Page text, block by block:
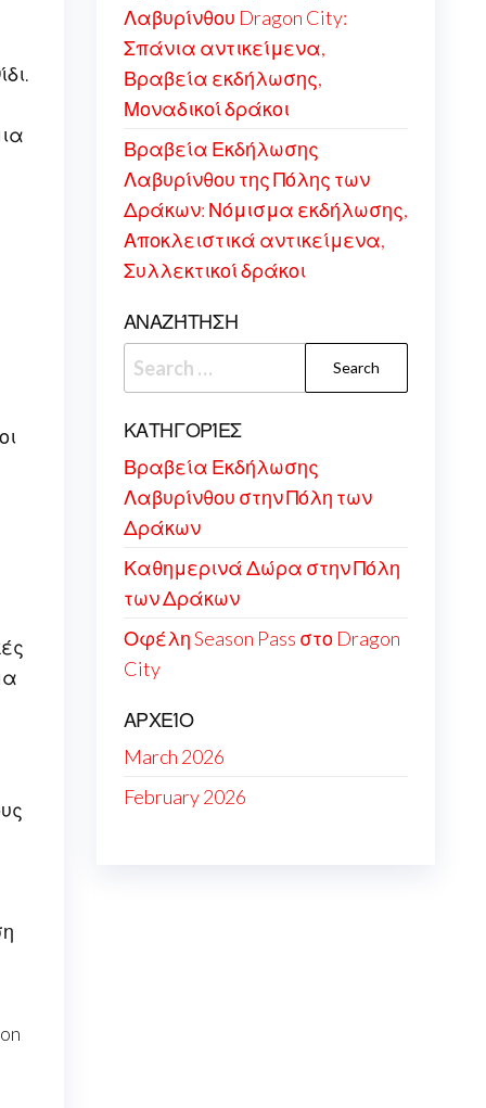
Λαβυρίνθου Dragon City:
Σπάνια αντικείμενα,
Βραβεία εκδήλωσης,
Μοναδικοί δράκοι
Βραβεία Εκδήλωσης
Λαβυρίνθου της Πόλης των
Δράκων: Νόμισμα εκδήλωσης,
Αποκλειστικά αντικείμενα,
Συλλεκτικοί δράκοι
ΑΝΑΖΉΤΗΣΗ
Search
for:
ΚΑΤΗΓΟΡΊΕΣ
Βραβεία Εκδήλωσης
Λαβυρίνθου στην Πόλη των
Δράκων
Καθημερινά Δώρα στην Πόλη
των Δράκων
Οφέλη Season Pass στο Dragon
City
ΑΡΧΕΊΟ
March 2026
February 2026